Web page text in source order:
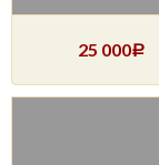
25 000Р